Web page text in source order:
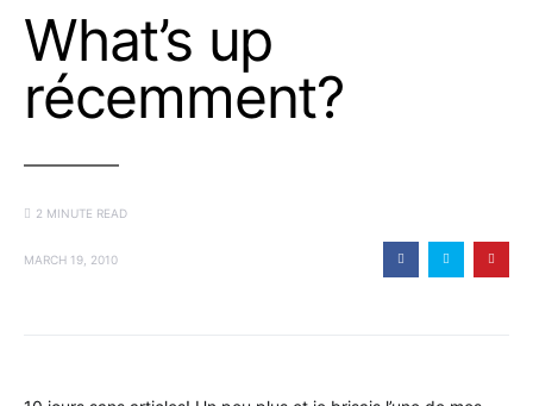
What’s up
récemment?
2 MINUTE READ
MARCH 19, 2010